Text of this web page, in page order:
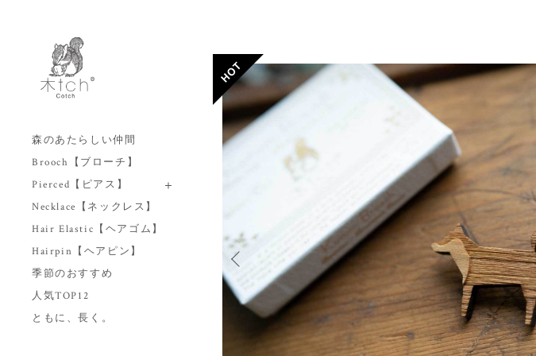
森のあたらしい仲間
Brooch【ブローチ】
Pierced【ピアス】
Necklace【ネックレス】
Hair Elastic【ヘアゴム】
Hairpin【ヘアピン】
季節のおすすめ
人気TOP12
ともに、長く。